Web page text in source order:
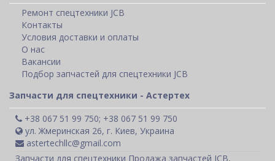
Ремонт спецтехники JCB
Контакты
Условия доставки и оплаты
О нас
Вакансии
Подбор запчастей для спецтехники JCB
Запчасти для спецтехники - Астертех
+38 067 51 99 750; +38 067 51 99 750
ул. Жмеринская 26, г. Киев, Украина
astertechllc@gmail.com
Запчасти для спецтехники Продажа запчастей JCB,